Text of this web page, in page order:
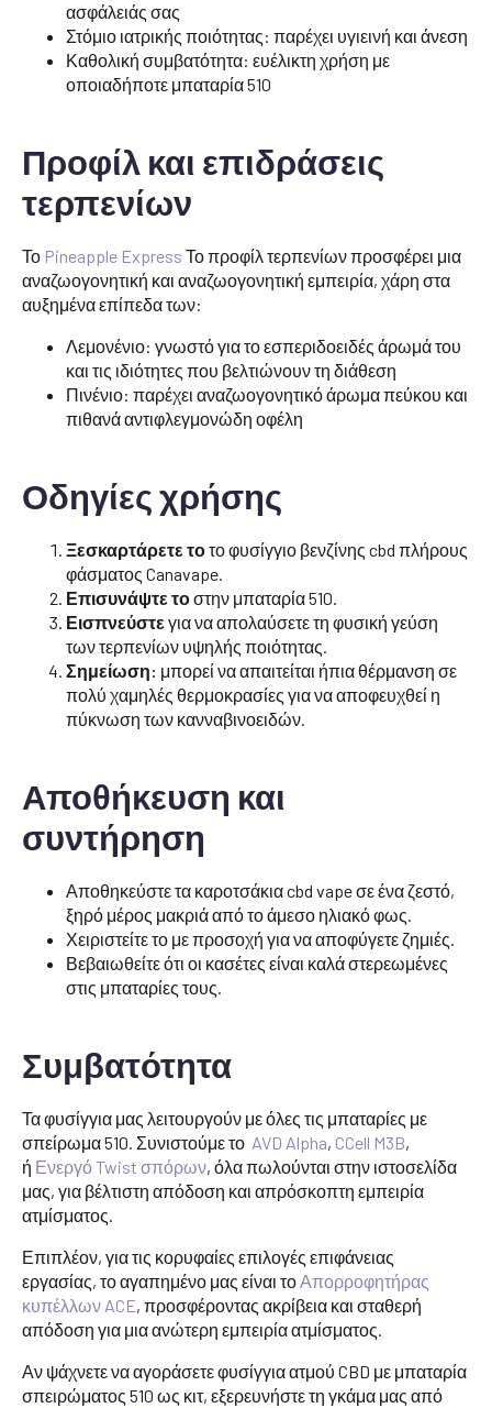
ασφάλειάς σας
Στόμιο ιατρικής ποιότητας: παρέχει υγιεινή και άνεση
Καθολική συμβατότητα: ευέλικτη χρήση με
οποιαδήποτε μπαταρία 510
Προφίλ και επιδράσεις
τερπενίων
Το Pineapple Express Το προφίλ τερπενίων προσφέρει μια
αναζωογονητική και αναζωογονητική εμπειρία, χάρη στα
αυξημένα επίπεδα των:
Λεμονένιο: γνωστό για το εσπεριδοειδές άρωμά του
και τις ιδιότητες που βελτιώνουν τη διάθεση
Πινένιο: παρέχει αναζωογονητικό άρωμα πεύκου και
πιθανά αντιφλεγμονώδη οφέλη
Οδηγίες χρήσης
Ξεσκαρτάρετε τοτο φυσίγγιο βενζίνης cbd πλήρους
φάσματος Canavape.
Επισυνάψτε τοστην μπαταρία 510.
Εισπνεύστεγια να απολαύσετε τη φυσική γεύση
των τερπενίων υψηλής ποιότητας.
Σημείωση: μπορεί να απαιτείται ήπια θέρμανση σε
πολύ χαμηλές θερμοκρασίες για να αποφευχθεί η
πύκνωση των κανναβινοειδών.
Αποθήκευση και
συντήρηση
Αποθηκεύστε τα καροτσάκια cbd vape σε ένα ζεστό,
ξηρό μέρος μακριά από το άμεσο ηλιακό φως.
Χειριστείτε το με προσοχή για να αποφύγετε ζημιές.
Βεβαιωθείτε ότι οι κασέτες είναι καλά στερεωμένες
στις μπαταρίες τους.
Συμβατότητα
Τα φυσίγγια μας λειτουργούν με όλες τις μπαταρίες με
σπείρωμα 510. Συνιστούμε το AVD Alpha, CCell M3B,
ή Ενεργό Twist σπόρων, όλα πωλούνται στην ιστοσελίδα
μας, για βέλτιστη απόδοση και απρόσκοπτη εμπειρία
ατμίσματος.
Επιπλέον, για τις κορυφαίες επιλογές επιφάνειας
εργασίας, το αγαπημένο μας είναι τοΑπορροφητήρας
κυπέλλων ACE, προσφέροντας ακρίβεια και σταθερή
απόδοση για μια ανώτερη εμπειρία ατμίσματος.
Αν ψάχνετε να αγοράσετε φυσίγγια ατμού CBD με μπαταρία
σπειρώματος 510 ως κιτ, εξερευνήστε τη γκάμα μας από